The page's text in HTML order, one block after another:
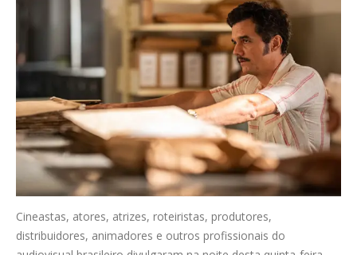
Cineastas, atores, atrizes, roteiristas, produtores,
distribuidores, animadores e outros profissionais do